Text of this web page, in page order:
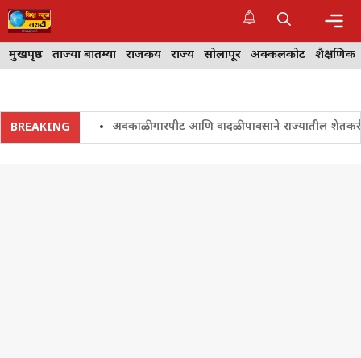
Skip
to
content
मुखपृष्ठ ताज्या बातम्या राजकीय राज्य सोलापूर अक्कलकोट शैक्षणिक
BREAKING अवकाळी गारपीट आणि वादळी पावसाने राज्यातील शेतकरी